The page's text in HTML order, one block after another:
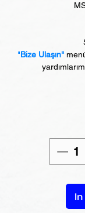
"Bize Ulaşın"